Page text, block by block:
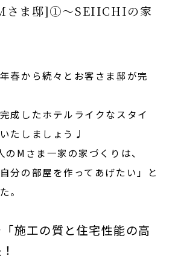
さま邸]①〜SEIICHIの家
春から続々とお客さま邸が完
成したホテルライクなスタイ
たしましょう♩
Mさま一家の家づくりは、
分の部屋を作ってあげたい」と
。
施工の質と住宅性能の高